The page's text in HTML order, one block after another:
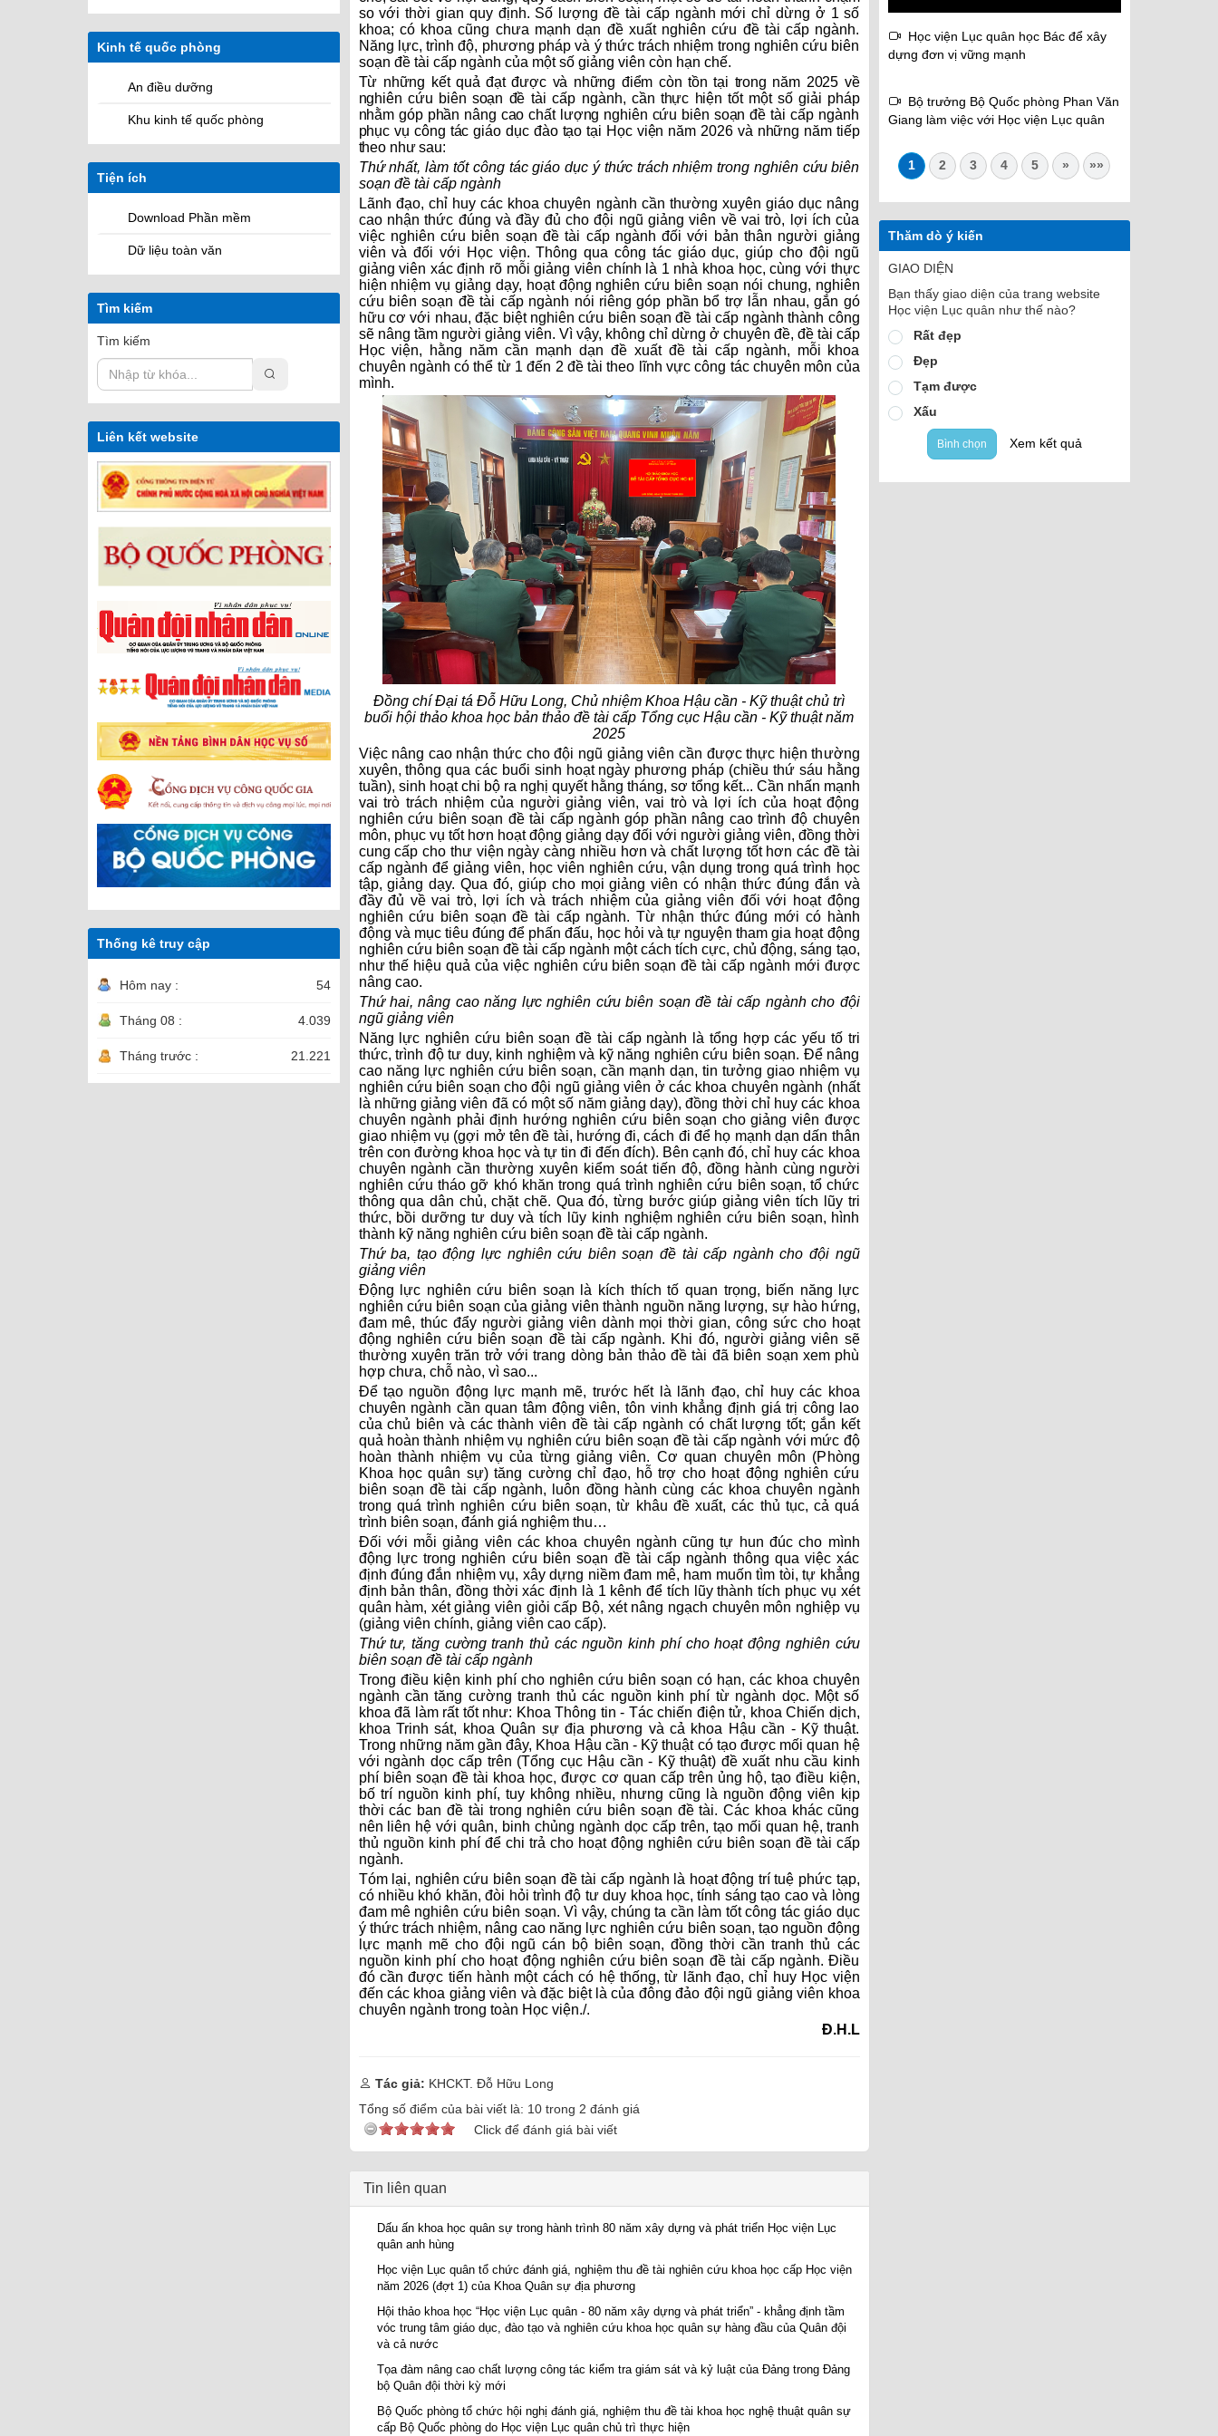
Kinh tế quốc phòng
An điều dưỡng
Khu kinh tế quốc phòng
Tiện ích
Download Phần mềm
Dữ liệu toàn văn
Tìm kiếm
Tìm kiếm
Liên kết website
Thống kê truy cập
Hôm nay : 54
Tháng 08 : 4.039
Tháng trước : 21.221
so với thời gian quy định. Số lượng đề tài cấp ngành mới chỉ dừng ở 1 số
khoa; có khoa cũng chưa mạnh dạn đề xuất nghiên cứu đề tài cấp ngành.
Năng lực, trình độ, phương pháp và ý thức trách nhiệm trong nghiên cứu biên
soạn đề tài cấp ngành của một số giảng viên còn hạn chế.
Từ những kết quả đạt được và những điểm còn tồn tại trong năm 2025 về
nghiên cứu biên soạn đề tài cấp ngành, cần thực hiện tốt một số giải pháp
nhằm góp phần nâng cao chất lượng nghiên cứu biên soạn đềtài cấp ngành
phục vụ công tác giáo dục đào tạo tại Học viện năm 2026 và những năm tiếp
theo như sau:
Thứ nhất, làm tốt công tác giáo dục ý thức trách nhiệm trong nghiên cứu biên
soạn đề tài cấp ngành
Lãnh đạo, chỉ huy các khoa chuyên ngành cần thường xuyên giáo dục nâng
cao nhận thức đúng và đầy đủ cho đội ngũ giảng viên về vai trò, lợi ích của
việc nghiên cứu biên soạn đề tài cấp ngành đối với bản thân người giảng
viên và đối với Học viện. Thông qua công tác giáo dục, giúp cho đội ngũ
giảng viên xác định rõ mỗi giảng viên chính là 1 nhà khoa học, cùng với thực
hiện nhiệm vụ giảng dạy, hoạt động nghiên cứu biên soạn nói chung, nghiên
cứu biên soạn đề tài cấp ngành nói riêng góp phần bổ trợ lẫn nhau, gắn gó
hữu cơ với nhau, đặc biệt nghiên cứu biên soạn đề tài cấp ngành thành công
sẽ nâng tầm người giảng viên. Vì vậy, không chỉ dừng ở chuyên đề, đề tài cấp
Học viện, hằng năm cần mạnh dạn đề xuất đề tài cấp ngành, mỗi khoa
chuyên ngành có thể từ 1 đến 2 đề tài theo lĩnh vực công tác chuyên môn của
mình.
Đồng chí Đại tá Đỗ Hữu Long, Chủ nhiệm Khoa Hậu cần - Kỹ thuật chủ trì
buổi hội thảo khoa học bản thảo đề tài cấp Tổng cục Hậu cần - Kỹ thuật năm
2025
Việc nâng cao nhận thức cho đội ngũ giảng viên cần được thực hiện thường
xuyên, thông qua các buổi sinh hoạt ngày phương pháp (chiều thứ sáu hằng
tuần), sinh hoạt chi bộ ra nghị quyết hằng tháng, sơ tổng kết... Cần nhấn mạnh
vai trò trách nhiệm của người giảng viên, vai trò và lợi ích của hoạt động
nghiên cứu biên soạn đề tài cấp ngành góp phần nâng cao trình độ chuyên
môn, phục vụ tốt hơn hoạt động giảng dạy đối với người giảng viên, đồng thời
cung cấp cho thư viện ngày càng nhiều hơn và chất lượng tốt hơn các đề tài
cấp ngành để giảng viên, học viên nghiên cứu, vận dụng trong quá trình học
tập, giảng dạy. Qua đó, giúp cho mọi giảng viên có nhận thức đúng đắn và
đầy đủ về vai trò, lợi ích và trách nhiệm của giảng viên đối với hoạt động
nghiên cứu biên soạn đề tài cấp ngành. Từ nhận thức đúng mới có hành
động và mục tiêu đúng để phấn đấu, học hỏi và tự nguyện tham gia hoạt động
nghiên cứu biên soạn đề tài cấp ngành một cách tích cực, chủ động, sáng tạo,
như thế hiệu quả của việc nghiên cứu biên soạn đề tài cấp ngành mới được
nâng cao.
Thứ hai, nâng cao năng lực nghiên cứu biên soạn đề tài cấp ngành cho đội
ngũ giảng viên
Năng lực nghiên cứu biên soạn đề tài cấp ngành là tổng hợp các yếu tố tri
thức, trình độ tư duy, kinh nghiệm và kỹ năng nghiên cứu biên soạn. Để nâng
cao năng lực nghiên cứu biên soạn, cần mạnh dạn, tin tưởng giao nhiệm vụ
nghiên cứu biên soạn cho đội ngũ giảng viên ở các khoa chuyên ngành (nhất
là những giảng viên đã có một số năm giảng dạy), đồng thời chỉ huy các khoa
chuyên ngành phải định hướng nghiên cứu biên soạn cho giảng viên được
giao nhiệm vụ (gợi mở tên đề tài, hướng đi, cách đi để họ mạnh dạn dấn thân
trên con đường khoa học và tự tin đi đến đích). Bên cạnh đó, chỉ huy các khoa
chuyên ngành cần thường xuyên kiểm soát tiến độ, đồng hành cùng người
nghiên cứu tháo gỡ khó khăn trong quá trình nghiên cứu biên soạn, tổ chức
thông qua dân chủ, chặt chẽ. Qua đó, từng bước giúp giảng viên tích lũy tri
thức, bồi dưỡng tư duy và tích lũy kinh nghiệm nghiên cứu biên soạn, hình
thành kỹ năng nghiên cứu biên soạn đề tài cấp ngành.
Thứ ba, tạo động lực nghiên cứu biên soạn đề tài cấp ngành cho đội ngũ
giảng viên
Động lực nghiên cứu biên soạn là kích thích tố quan trọng, biến năng lực
nghiên cứu biên soạn của giảng viên thành nguồn năng lượng, sự hào hứng,
đam mê, thúc đẩy người giảng viên dành mọi thời gian, công sức cho hoạt
động nghiên cứu biên soạn đề tài cấp ngành. Khi đó, người giảng viên sẽ
thường xuyên trăn trở với trang dòng bản thảo đề tài đã biên soạn xem phù
hợp chưa, chỗ nào, vì sao...
Để tạo nguồn động lực mạnh mẽ, trước hết là lãnh đạo, chỉ huy các khoa
chuyên ngành cần quan tâm động viên, tôn vinh khẳng định giá trị công lao
của chủ biên và các thành viên đề tài cấp ngành có chất lượng tốt; gắn kết
quả hoàn thành nhiệm vụ nghiên cứu biên soạn đề tài cấp ngành với mức độ
hoàn thành nhiệm vụ của từng giảng viên. Cơ quan chuyên môn (Phòng
Khoa học quân sự) tăng cường chỉ đạo, hỗ trợ cho hoạt động nghiên cứu
biên soạn đề tài cấp ngành, luôn đồng hành cùng các khoa chuyên ngành
trong quá trình nghiên cứu biên soạn, từ khâu đề xuất, các thủ tục, cả quá
trình biên soạn, đánh giá nghiệm thu…
Đối với mỗi giảng viên các khoa chuyên ngành cũng tự hun đúc cho mình
động lực trong nghiên cứu biên soạn đề tài cấp ngành thông qua việc xác
định đúng đắn nhiệm vụ, xây dựng niềm đam mê, ham muốn tìm tòi, tự khẳng
định bản thân, đồng thời xác định là 1 kênh để tích lũy thành tích phục vụ xét
quân hàm, xét giảng viên giỏi cấp Bộ, xét nâng ngạch chuyên môn nghiệp vụ
(giảng viên chính, giảng viên cao cấp).
Thứ tư, tăng cường tranh thủ các nguồn kinh phí cho hoạt động nghiên cứu
biên soạn đề tài cấp ngành
Trong điều kiện kinh phí cho nghiên cứu biên soạn có hạn, các khoa chuyên
ngành cần tăng cường tranh thủ các nguồn kinh phí từ ngành dọc. Một số
khoa đã làm rất tốt như: Khoa Thông tin - Tác chiến điện tử, khoa Chiến dịch,
khoa Trinh sát, khoa Quân sự địa phương và cả khoa Hậu cần - Kỹ thuật.
Trong những năm gần đây, Khoa Hậu cần - Kỹ thuật có tạo được mối quan hệ
với ngành dọc cấp trên (Tổng cục Hậu cần - Kỹ thuật) đề xuất nhu cầu kinh
phí biên soạn đề tài khoa học, được cơ quan cấp trên ủng hộ, tạo điều kiện,
bố trí nguồn kinh phí, tuy không nhiều, nhưng cũng là nguồn động viên kịp
thời các ban đề tài trong nghiên cứu biên soạn đề tài. Các khoa khác cũng
nên liên hệ với quân, binh chủng ngành dọc cấp trên, tạo mối quan hệ, tranh
thủ nguồn kinh phí để chi trả cho hoạt động nghiên cứu biên soạn đề tài cấp
ngành.
Tóm lại, nghiên cứu biên soạn đề tài cấp ngành là hoạt động trí tuệ phức tạp,
có nhiều khó khăn, đòi hỏi trình độ tư duy khoa học, tính sáng tạo cao và lòng
đam mê nghiên cứu biên soạn. Vì vậy, chúng ta cần làm tốt công tác giáo dục
ý thức trách nhiệm, nâng cao năng lực nghiên cứu biên soạn, tạo nguồn động
lực mạnh mẽ cho đội ngũ cán bộ biên soạn, đồng thời cần tranh thủ các
nguồn kinh phí cho hoạt động nghiên cứu biên soạn đề tài cấp ngành. Điều
đó cần được tiến hành một cách có hệ thống, từ lãnh đạo, chỉ huy Học viện
đến các khoa giảng viên và đặc biệt là của đông đảo đội ngũ giảng viên khoa
chuyên ngành trong toàn Học viện./.
Đ.H.L
Tác giả: KHCKT. Đỗ Hữu Long
Tổng số điểm của bài viết là: 10trong 2 đánh giá
Click để đánh giá bài viết
Tin liên quan
Dấu ấn khoa học quân sự trong hành trình 80 năm xây dựng và phát triển Học viện Lục
quân anh hùng
Học viện Lục quân tổ chức đánh giá, nghiệm thu đề tài nghiên cứu khoa học cấp Học viện
năm 2026 (đợt 1) của Khoa Quân sự địa phương
Hội thảo khoa học “Học viện Lục quân - 80 năm xây dựng và phát triển” - khẳng định tầm
vóc trung tâm giáo dục, đào tạo và nghiên cứu khoa học quân sự hàng đầu của Quân đội
và cả nước
Tọa đàm nâng cao chất lượng công tác kiểm tra giám sát và kỷ luật của Đảng trong Đảng
bộ Quân đội thời kỳ mới
Bộ Quốc phòng tổ chức hội nghị đánh giá, nghiệm thu đề tài khoa học nghệ thuật quân sự
cấp Bộ Quốc phòng do Học viện Lục quân chủ trì thực hiện
Học viện Lục quân học Bác để xây
dựng đơn vị vững mạnh
Bộ trưởng Bộ Quốc phòng Phan Văn
Giang làm việc với Học viện Lục quân
1 2 3 4 5 » »»
Thăm dò ý kiến
GIAO DIỆN
Bạn thấy giao diện của trang website
Học viện Lục quân như thế nào?
Rất đẹp
Đẹp
Tạm được
Xấu
Bình chọn Xem kết quả